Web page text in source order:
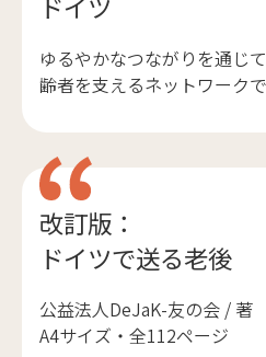
ゆるやかなつながりを通じ
齢者を支えるネットワークで
改訂版：
ドイツで送る老後
公益法人DeJaK-友の会 / 著
A4サイズ・全112ページ